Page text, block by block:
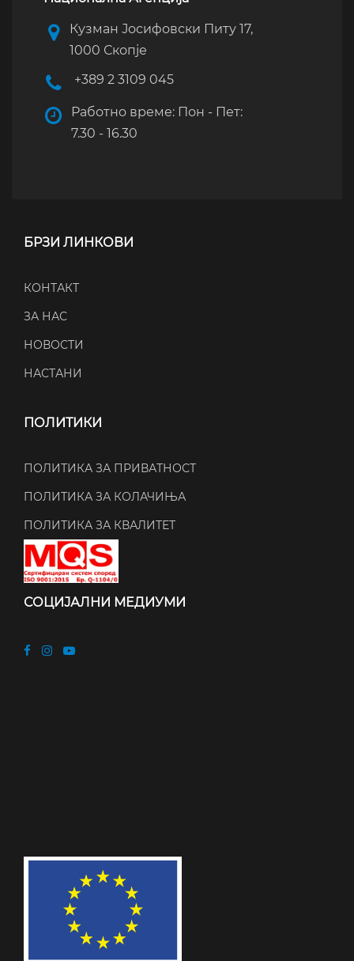
Кузман Јосифовски Питу 17,
1000 Скопје
+389 2 3109 045
Работно време: Пон - Пет:
7.30 - 16.30
БРЗИ ЛИНКОВИ
КОНТАКТ
ЗА НАС
НОВОСТИ
НАСТАНИ
ПОЛИТИКИ
ПОЛИТИКА ЗА ПРИВАТНОСТ
ПОЛИТИКА ЗА КОЛАЧИЊА
ПОЛИТИКА ЗА КВАЛИТЕТ
СОЦИЈАЛНИ МЕДИУМИ